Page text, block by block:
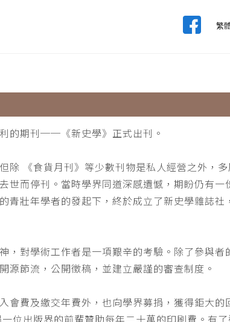
的期刊──《新史學》正式出刊。
除 《食貨月刊》等少數刊物是私人經營之外，
而停刊。當時學界同道深感遺憾，期盼仍有一
青壯年學者的發起下，終於成立了新史學雜誌社
對學術工作者是一項艱辛的考驗。除了參與者
源節流，公開徵稿，並建立嚴謹的審查制度。
會費及繳交年費外，也向學界募捐，獲得鉅大的